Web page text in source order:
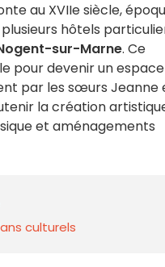
au XVIIe siècle,
hôtels
sur-Marne. Ce
pour devenir un espace
par les sœurs Jeanne
la création
et aménagements
culturels